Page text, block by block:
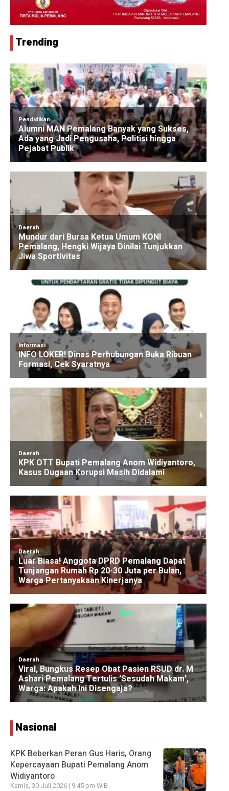
Trending
Nasional
KPK Beberkan Peran Gus Haris, Orang
Kepercayaan Bupati Pemalang Anom
Widiyantoro
Kamis, 30 Juli 2026 | 9:45 pm WIB